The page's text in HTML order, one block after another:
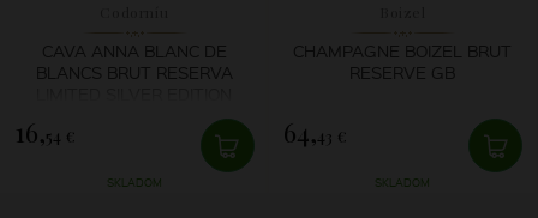
CAVA ANNA BLANC DE
BLANCS BRUT RESERVA
16,54 €
SKLADOM
CHAMPAGNE BOIZEL BRUT
RESERVE GB
64,43 €
SKLADOM